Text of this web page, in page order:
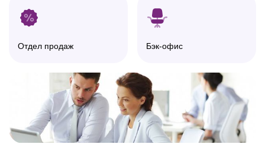
Отдел продаж Бэк-офис